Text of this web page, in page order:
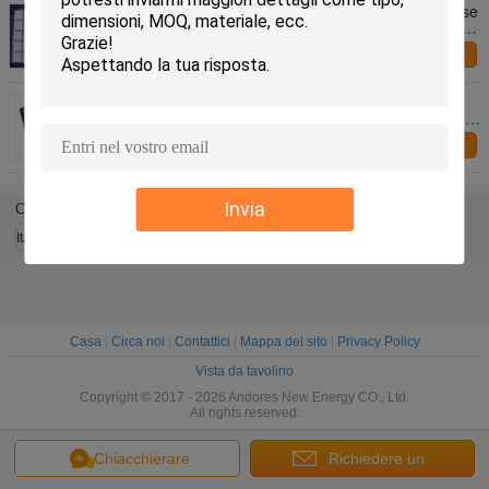
Invia
Riutilizzabile nessun materiali a cambiamento di fase
organici di raffreddamento della maglia del PCM di
Chiacchierare Richiedere un
Cambi la lingua
Italian
Casa| Circa noi Contattici Mappa del sito
Privacy Policy
Vista da tavolino
Copyright © 2017 - 2026 Andores New Energy CO., Ltd.
All rights reserved.